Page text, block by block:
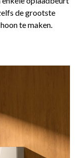
de grootste
te maken.